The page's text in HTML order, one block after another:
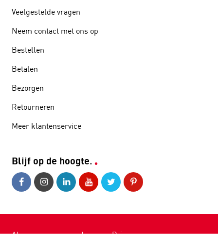
Veelgestelde vragen
Neem contact met ons op
Bestellen
Betalen
Bezorgen
Retourneren
Meer klantenservice
Blijf op de hoogte.
Algemene voorwaarden•Privacy